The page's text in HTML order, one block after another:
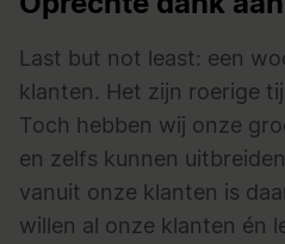
Last but not least: een
klanten. Het zijn roerige
Toch hebben wij onze
en zelfs kunnen
vanuit onze klanten is
willen al onze klanten én